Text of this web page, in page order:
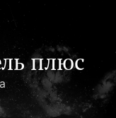
плюс